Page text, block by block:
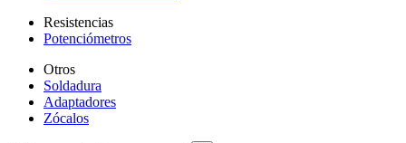
Resistencias
Potenciómetros
Otros
Soldadura
Adaptadores
Zócalos